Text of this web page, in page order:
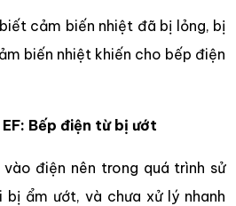
cảm biến nhiệt đã bị lỏng, bị
biến nhiệt khiến cho bếp điện
Bếp điện từ bị ướt
điện nên trong quá trình sử
bị ẩm ướt, và chưa xử lý nhanh